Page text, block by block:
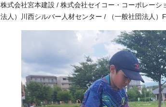
株式会社宮本建設 / 株式会社セイコー・コーポレーシ
法人）川西シルバー人材センター / （一般社団法人）